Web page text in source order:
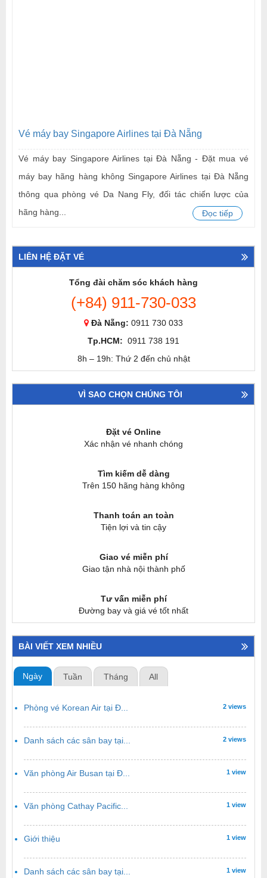
Vé máy bay Singapore Airlines tại Đà Nẵng
Vé máy bay Singapore Airlines tại Đà Nẵng - Đặt mua vé
máy bay hãng hàng không Singapore Airlines tại Đà Nẵng
thông qua phòng vé Da Nang Fly, đối tác chiến lược của
hãng hàng...
Đọc tiếp
LIÊN HỆ ĐẶT VÉ
Tổng đài chăm sóc khách hàng
(+84) 911-730-033
Đà Nẵng: 0911 730 033
Tp.HCM: 0911 738 191
8h – 19h: Thứ 2 đến chủ nhật
VÌ SAO CHỌN CHÚNG TÔI
Đặt vé Online
Xác nhận vé nhanh chóng
Tìm kiếm dễ dàng
Trên 150 hãng hàng không
Thanh toán an toàn
Tiện lợi và tin cậy
Giao vé miễn phí
Giao tận nhà nội thành phố
Tư vấn miễn phí
Đường bay và giá vé tốt nhất
BÀI VIẾT XEM NHIỀU
Ngày Tuần Tháng All
Phòng vé Korean Air tại Đ... 2 views
Danh sách các sân bay tại... 2 views
Văn phòng Air Busan tại Đ... 1 view
Văn phòng Cathay Pacific... 1 view
Giới thiệu 1 view
Danh sách các sân bay tại... 1 view